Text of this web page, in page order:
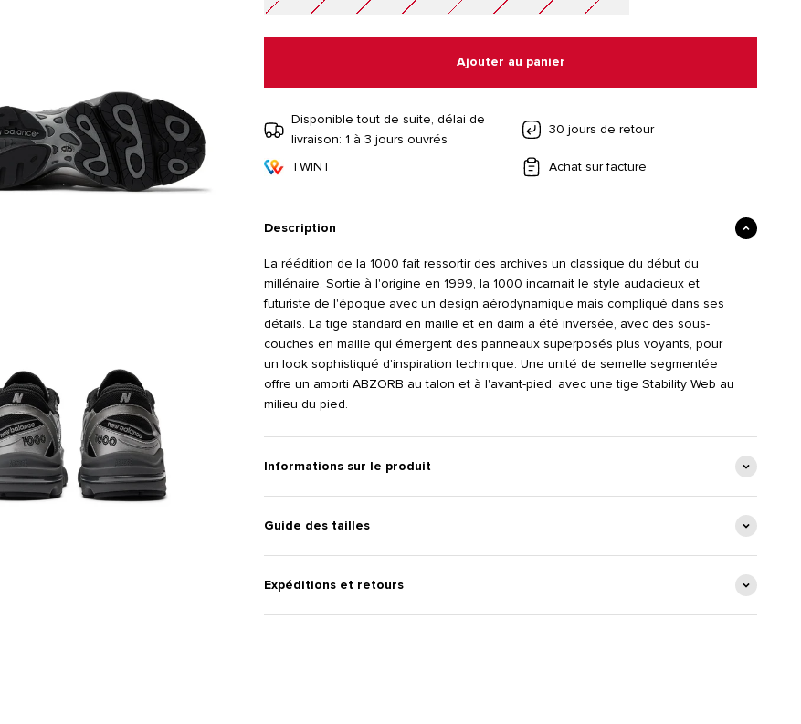
Ajouter au panier
Disponible tout de suite, délai de
livraison: 1 à 3 jours ouvrés
30 jours de retour
TWINT Achat sur facture
Description
La réédition de la 1000 fait ressortir des archives un classique du début du
millénaire. Sortie à l'origine en 1999, la 1000 incarnait le style audacieux et
futuriste de l'époque avec un design aérodynamique mais compliqué dans ses
détails. La tige standard en maille et en daim a été inversée, avec des sous-
couches en maille qui émergent des panneaux superposés plus voyants, pour
un look sophistiqué d'inspiration technique. Une unité de semelle segmentée
offre un amorti ABZORB au talon et à l'avant-pied, avec une tige Stability Web au
milieu du pied.
Informations sur le produit
Guide des tailles
Expéditions et retours